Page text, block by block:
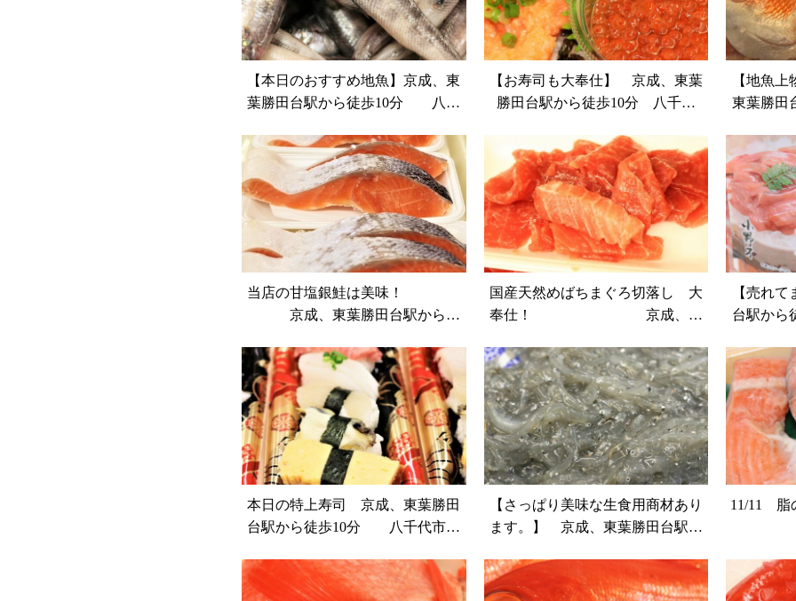
【本日のおすすめ地魚】京成、東
葉勝田台駅から徒歩10分 八千
粋
【お寿司も大奉仕】 京成、東葉
勝田台駅から徒歩10分 八千代
【地魚上
東葉勝
当店の甘塩銀鮭は美味！
京成、東葉勝田台駅から徒
店 （魚や山粋）
国産天然めばちまぐろ切落し 大
奉仕！ 京成、東
市、佐倉市の鮮魚店（魚や山粋）
【売れ
台駅か
本日の特上寿司 京成、東葉勝田
台駅から徒歩10分 八千代市、
【さっぱり美味な生食用商材あり
ます。】 京成、東葉勝田台駅か
の鮮魚店 魚や山粋
11/11 脂